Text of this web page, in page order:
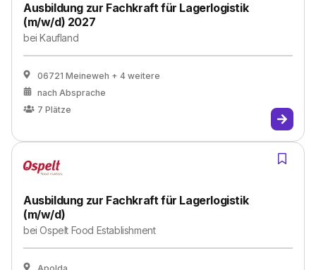
Ausbildung zur Fachkraft für Lagerlogistik
(m/w/d) 2027
beiKaufland
06721 Meineweh + 4 weitere
nach Absprache
7 Plätze
Ausbildung zur Fachkraft für Lagerlogistik
(m/w/d)
beiOspelt Food Establishment